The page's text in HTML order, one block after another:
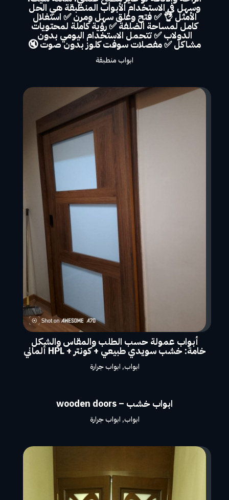
وسهل في الاستخدام الأبواب المنطبقة هي الحل
الأمثل 👌 ✅ فتح وغلق سهل ومرن ✅ استغلال
كامل لمساحة الضلفة ✅ رؤية كاملة لمحتويات
الدولاب ✅ تتحمل الاستخدام اليومي بدون
مشاكل ✅ مفصلات سوفت كلوز بدون صوت 🔇
ابواب منطبقة
أبواب عمولة حسب الطلب والمقاس والشكل
خامة: خشب سويدي طبيعي + كونتر + HPL ألماني
ابواب,ابواب جرارة
ابواب خشب – wooden doors
ابواب, ابواب جرارة